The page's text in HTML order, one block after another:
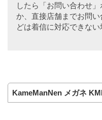
したら「お問い合わせ
か、直接店舗までお問
どは着信に対応できない
KameManNen メガネ